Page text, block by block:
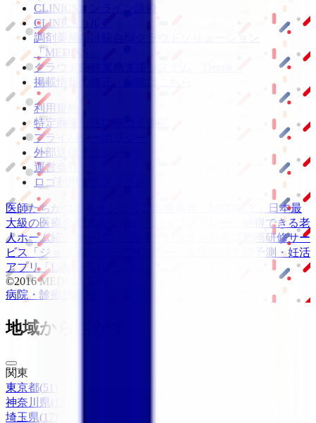
CLINICSオンライン診療
CLINICSカルテ
調剤薬局向け統合型クラウドソリューション
「MEDIXS」
クラウド歯科業務
掲載情報の修正・削除はこちら
利用規約
特定商取引法に基づく表記
プライバシーポリシー
外部送信ポリシー
運営会社
ロゴ利用ガイドライン
医師たちがつくる
日本最
大級の医療介護求人サイト 納得できる老
人ホーム紹介サービス
動画研修サー
ビス
「ジョブメドレー
生理予測・妊活
アプリ「Lalune(ラルーン)」
©2016 MEDLEY, INC.
病院・診療所
地域からさがす
関東
東京都(51
神奈川県 (
埼玉県(17